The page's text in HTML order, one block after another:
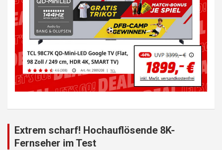
Extrem scharf! Hochauflösende 8K-
Fernseher im Test